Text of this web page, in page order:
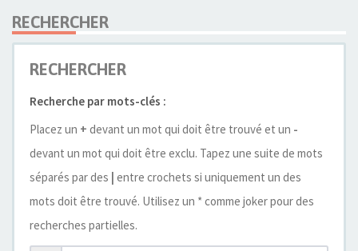
RECHERCHER
RECHERCHER
Recherche par mots-clés :
Placez un + devant un mot qui doit être trouvé et un -
devant un mot qui doit être exclu. Tapez une suite de mots
séparés par des | entre crochets si uniquement un des
mots doit être trouvé. Utilisez un * comme joker pour des
recherches partielles.